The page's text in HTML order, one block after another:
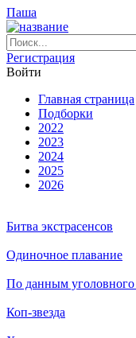
Паша
Ре­ги­ст­ра­ция
Вой­ти
Глав­ная стра­ни­ца
Подборки
2022
2023
2024
2025
2026
Битва экстрасенсов
Одиночное плавание
По данным уголовного
Коп-звезда